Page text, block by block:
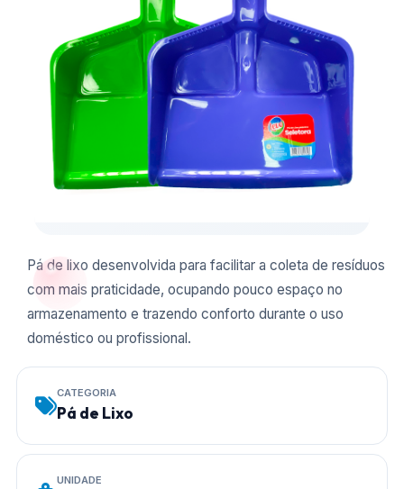
Pá de lixo desenvolvida para facilitar a coleta de resíduos
com mais praticidade, ocupando pouco espaço no
armazenamento e trazendo conforto durante o uso
doméstico ou profissional.
CATEGORIA
Pá de Lixo
UNIDADE